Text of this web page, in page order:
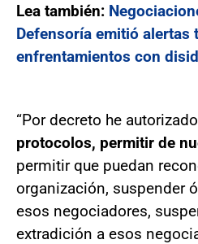
Lea también:
Defensoría emitió alertas
enfrentamientos con
“Por decreto he autorizado
protocolos, permitir de
permitir que puedan
organización, suspender
esos negociadores,
extradición a esos